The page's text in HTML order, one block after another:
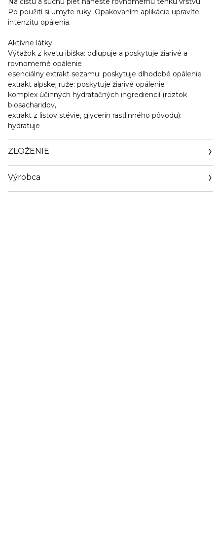
Po použití si umyte ruky. Opakovaním aplikácie upravíte
intenzitu opálenia.
Aktívne látky:
Výťažok z kvetu ibiška: odlupuje a poskytuje žiarivé a
rovnomerné opálenie
esenciálny extrakt sezamu: poskytuje dlhodobé opálenie
extrakt alpskej ruže: poskytuje žiarivé opálenie
komplex účinných hydratačných ingrediencií (roztok
biosacharidov,
extrakt z listov stévie, glycerín rastlinného pôvodu):
hydratuje
ZLOŽENIE
Výrobca